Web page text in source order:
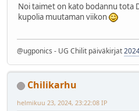
Noi taimet on kato bodannu tota
kupolia muutaman viikon
@ugponics - UG Chilit päiväkirjat
Chilikarhu
helmikuu 23, 2024, 23:22:08 IP